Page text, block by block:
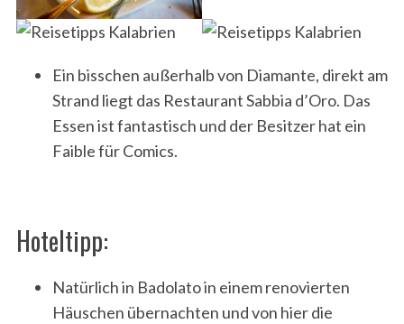
Ein bisschen außerhalb von Diamante, direkt am
Strand liegt das Restaurant Sabbia d’Oro. Das
Essen ist fantastisch und der Besitzer hat ein
Faible für Comics.
Hoteltipp:
Natürlich in Badolato in einem renovierten
Häuschen übernachten und von hier die